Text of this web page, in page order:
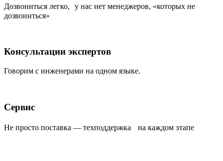
Дозвониться легко, у нас нет менеджеров, «которых не
дозвониться»
Консультации экспертов
Говорим с инженерами на одном языке.
Сервис
Не просто поставка — техподдержка на каждом этапе